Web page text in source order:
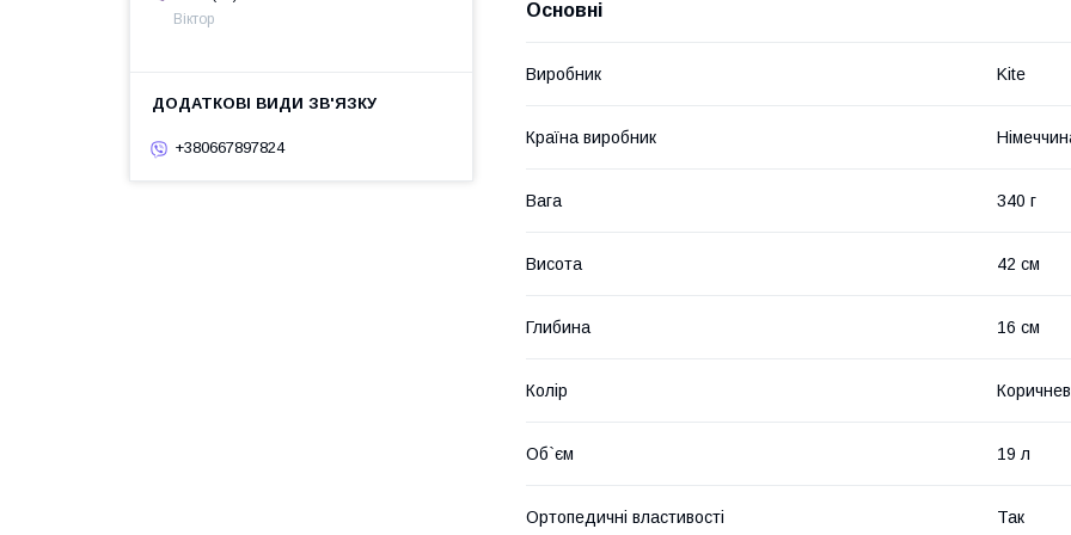
Основні
Виробник Kite
Країна виробник
Вага 340 г
Висота 42 см
Глибина 16 см
Колір
Об`єм 19 л
Ортопедичні властивості Так
Віктор
+380667897824